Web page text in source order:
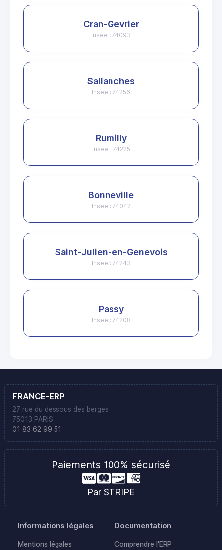
Cran-Gevrier
Insee : 74093
Sallanches
Insee : 74256
Rumilly
Insee : 74225
Bonneville
Insee : 74042
Saint-Julien-en-Genevois
Insee : 74243
Passy
Insee : 74208
FRANCE-ERP
27 rue du dessous des berges
75013 PARIS
01 83 62 99 51
Paiements 100% sécurisé
Par STRIPE
Informations légales
Mentions légales
Documentation
Comprendre l'ERP